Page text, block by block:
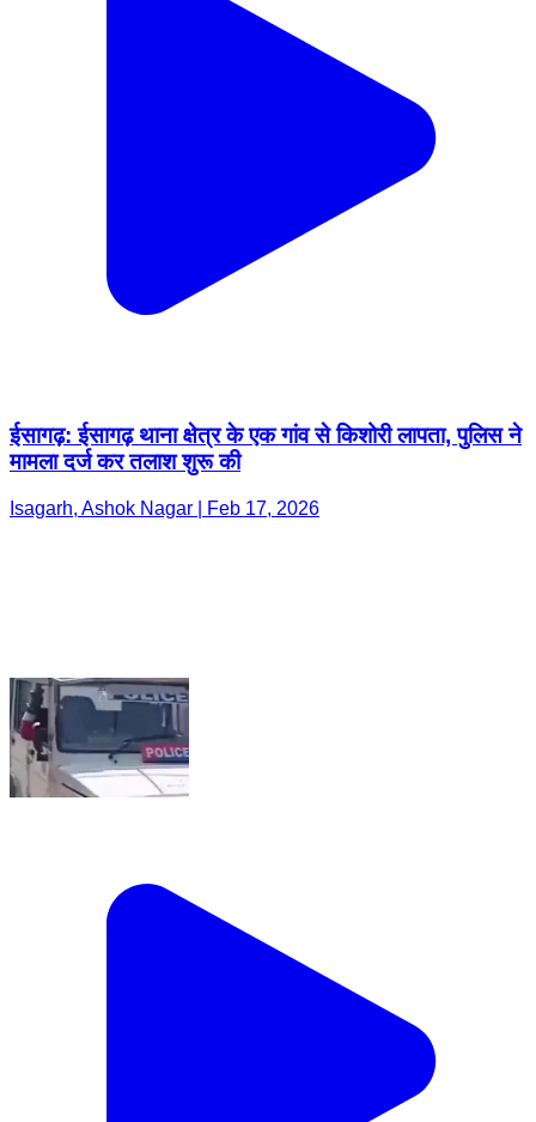
ईसागढ़: ईसागढ़ थाना क्षेत्र के एक गांव से किशोरी लापता, पुलिस ने
मामला दर्ज कर तलाश शुरू की
Isagarh, Ashok Nagar | Feb 17, 2026